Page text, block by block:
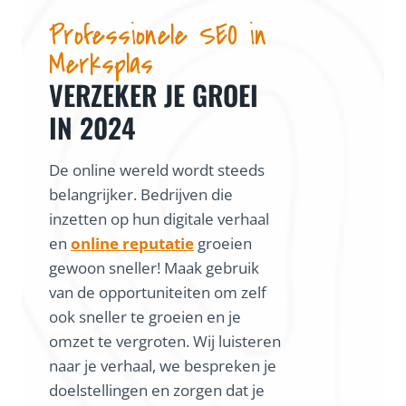
Professionele SEO in
Merksplas
VERZEKER JE GROEI
IN 2024
De online wereld wordt steeds
belangrijker. Bedrijven die
inzetten op hun digitale verhaal
en online reputatie groeien
gewoon sneller! Maak gebruik
van de opportuniteiten om zelf
ook sneller te groeien en je
omzet te vergroten. Wij luisteren
naar je verhaal, we bespreken je
doelstellingen en zorgen dat je